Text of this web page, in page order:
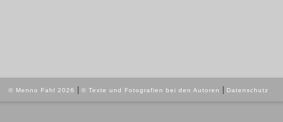
© Menno Fahl 2026 © Texte und Fotografien bei den Autoren Datenschutz